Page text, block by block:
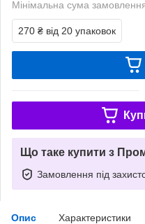
Мінімальна сума
270 ₴ від 20 упаковок
Що таке купити з
Замовлення під
Опис Характеристики